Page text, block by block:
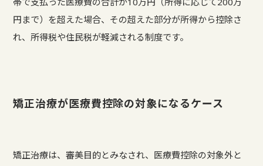
円まで）を超えた場合、その超えた部分が所得から控除さ
れ、所得税や住民税が軽減される制度です。
矯正治療が医療費控除の対象になるケース
矯正治療は、審美目的とみなされ、医療費控除の対象外と